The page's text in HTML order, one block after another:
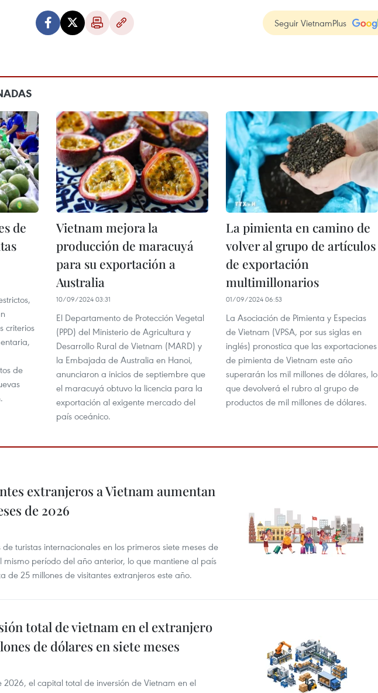
Seguir VietnamPlus
de
criterios
de
Vietnam mejora la
producción de maracuyá
para su exportación a
Australia
10/09/2024 03:31
El Departamento de Protección Vegetal
(PPD) del Ministerio de Agricultura y
Desarrollo Rural de Vietnam (MARD) y
la Embajada de Australia en Hanoi,
anunciaron a inicios de septiembre que
el maracuyá obtuvo la licencia para la
exportación al exigente mercado del
país oceánico.
La pimienta en camino de
volver al grupo de artículos
de exportación
multimillonarios
01/09/2024 06:53
La Asociación de Pimienta y Especias
de Vietnam (VPSA, por sus siglas en
inglés) pronostica que las exportaciones
de pimienta de Vietnam este año
superarán los mil millones de dólares, lo
que devolverá el rubro al grupo de
productos de mil millones de dólares.
extranjeros a Vietnam aumentan
de 2026
turistas internacionales en los primeros siete meses de
mismo período del año anterior, lo que mantiene al país
de 25 millones de visitantes extranjeros este año.
total de vietnam en el extranjero
de dólares en siete meses
2026, el capital total de inversión de Vietnam en el